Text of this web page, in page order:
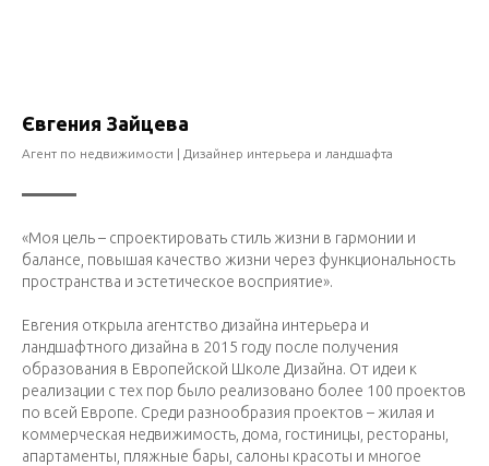
Євгения Зайцева
Агент по недвижимости | Дизайнер интерьера и ландшафта
«Моя цель – спроектировать стиль жизни в гармонии и
балансе, повышая качество жизни через функциональность
пространства и эстетическое восприятие».
Евгения открыла агентство дизайна интерьера и
ландшафтного дизайна в 2015 году после получения
образования в Европейской Школе Дизайна. От идеи к
реализации с тех пор было реализовано более 100 проектов
по всей Европе. Среди разнообразия проектов – жилая и
коммерческая недвижимость, дома, гостиницы, рестораны,
апартаменты, пляжные бары, салоны красоты и многое